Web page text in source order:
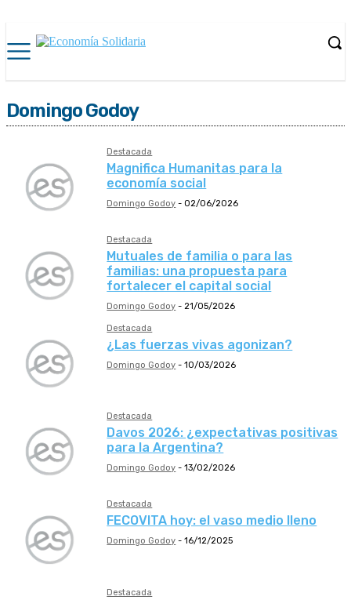
Domingo Godoy
Destacada
Magnifica Humanitas para la
economía social
Domingo Godoy - 02/06/2026
Destacada
Mutuales de familia o para las
familias: una propuesta para
fortalecer el capital social
Domingo Godoy - 21/05/2026
Destacada
¿Las fuerzas vivas agonizan?
Domingo Godoy - 10/03/2026
Destacada
Davos 2026: ¿expectativas positivas
para la Argentina?
Domingo Godoy - 13/02/2026
Destacada
FECOVITA hoy: el vaso medio lleno
Domingo Godoy - 16/12/2025
Destacada